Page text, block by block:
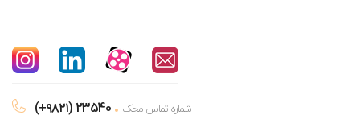
(+۹۸۲۱) 23540 شماره تماس محک